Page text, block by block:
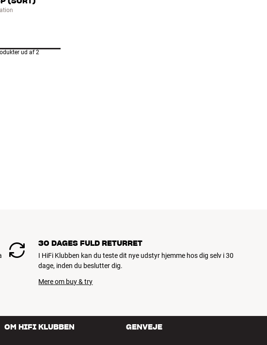
ud af 2
30 DAGES FULD RETURRET
I HiFi Klubben kan du teste dit nye udstyr hjemme hos dig selv i 30
dage, inden du beslutter dig.
Mere om buy & try
OM HIFI KLUBBEN GENVEJE